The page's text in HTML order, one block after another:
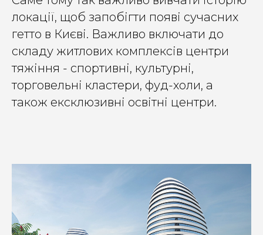
локації, щоб запобігти появі сучасних
гетто в Києві. Важливо включати до
складу житлових комплексів центри
тяжіння - спортивні, культурні,
торговельні кластери, фуд-холи, а
також ексклюзивні освітні центри.